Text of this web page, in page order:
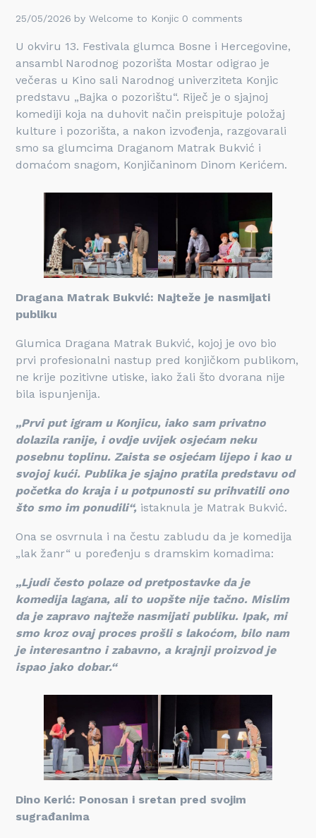
25/05/2026 byWelcome to Konjic 0 comments
U okviru 13. Festivala glumca Bosne i Hercegovine,
ansambl Narodnog pozorišta Mostar odigrao je
večeras u Kino sali Narodnog univerziteta Konjic
predstavu „Bajka o pozorištu“. Riječ je o sjajnoj
komediji koja na duhovit način preispituje položaj
kulture i pozorišta, a nakon izvođenja, razgovarali
smo sa glumcima Draganom Matrak Bukvić i
domaćom snagom, Konjičaninom Dinom Kerićem.
Dragana Matrak Bukvić: Najteže je nasmijati
publiku
Glumica Dragana Matrak Bukvić, kojoj je ovo bio
prvi profesionalni nastup pred konjičkom publikom,
ne krije pozitivne utiske, iako žali što dvorana nije
bila ispunjenija.
„Prvi put igram u Konjicu, iako sam privatno
dolazila ranije, i ovdje uvijek osjećam neku
posebnu toplinu. Zaista se osjećam lijepo i kao u
svojoj kući. Publika je sjajno pratila predstavu od
početka do kraja i u potpunosti su prihvatili ono
što smo im ponudili“, istaknula je Matrak Bukvić.
Ona se osvrnula i na čestu zabludu da je komedija
„lak žanr“ u poređenju s dramskim komadima:
„Ljudi često polaze od pretpostavke da je
komedija lagana, ali to uopšte nije tačno. Mislim
da je zapravo najteže nasmijati publiku. Ipak, mi
smo kroz ovaj proces prošli s lakoćom, bilo nam
je interesantno i zabavno, a krajnji proizvod je
ispao jako dobar.“
Dino Kerić: Ponosan i sretan pred svojim
sugrađanima